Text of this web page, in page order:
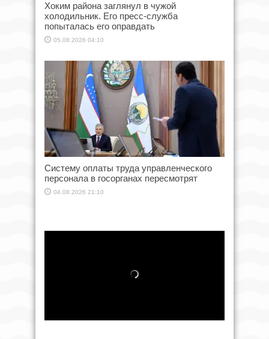
Хоким района заглянул в чужой
холодильник. Его пресс-служба
попыталась его оправдать
05.08.2026 04:10
Систему оплаты труда управленческого
персонала в госорганах пересмотрят
04.08.2026 21:10